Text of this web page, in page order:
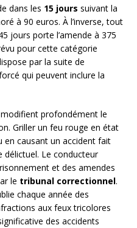
dans les 15 jours suivant la
à 90 euros. À l’inverse, tout
jours porte l’amende à 375
pour cette catégorie
par la suite de
qui peuvent inclure la
profondément le
Griller un feu rouge en état
en causant un accident fait
délictuel. Le conducteur
et des amendes
le tribunal correctionnel.
chaque année des
aux feux tricolores
des accidents